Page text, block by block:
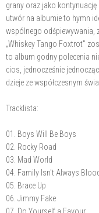
grany oraz jako kontynuację
utwór na albumie to hymn
wspólnego odśpiewywania,
„Whiskey Tango Foxtrot"
to album godny polecenia
cios, jednocześnie
dzieje ze współczesnym
Tracklista:
01. Boys Will Be Boys
02. Rocky Road
03. Mad World
04. Family Isn't Always
05. Brace Up
06. Jimmy Fake